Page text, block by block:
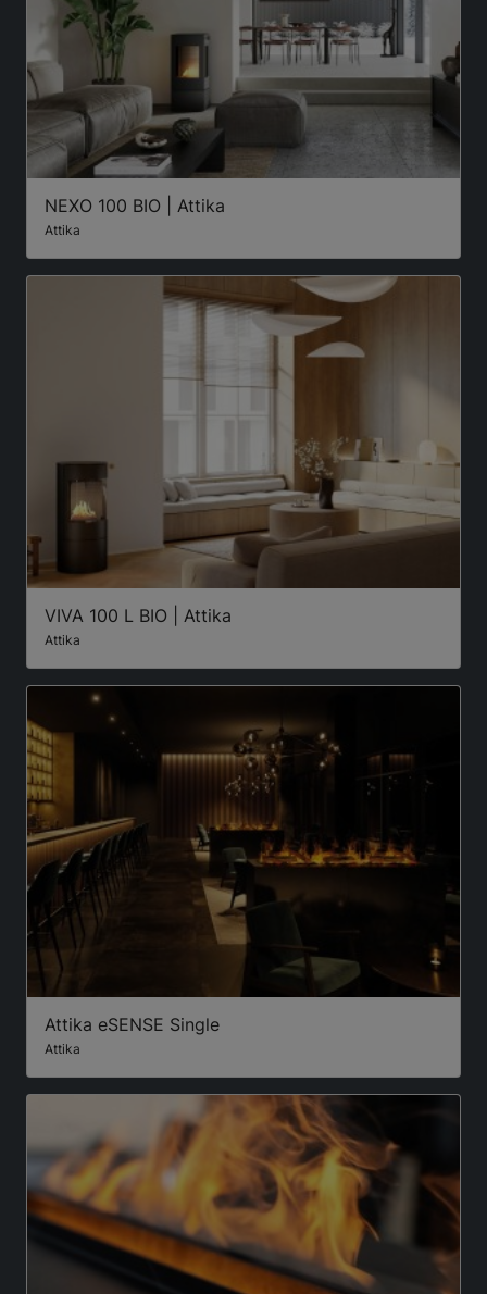
NEXO 100 BIO | Attika
Attika
VIVA 100 L BIO | Attika
Attika
Attika eSENSE Single
Attika